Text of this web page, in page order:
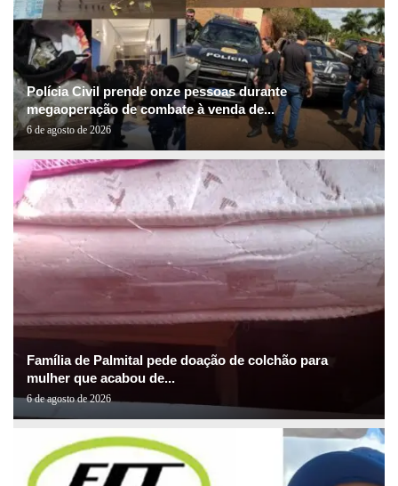
Polícia Civil prende onze pessoas durante
megaoperação de combate à venda de...
6 de agosto de 2026
Família de Palmital pede doação de colchão para
mulher que acabou de...
6 de agosto de 2026